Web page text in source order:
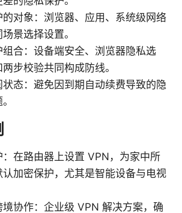
的对象：浏览器、应用、系统级网络
景选择设置。
合：设备端安全、浏览器隐私选
步校验共同构成防线。
状态：避免因到期自动续费导致的隐
：在路由器上设置 VPN，为家中所
认加密保护，尤其是智能设备与电视
协作：企业级 VPN 解决方案，确